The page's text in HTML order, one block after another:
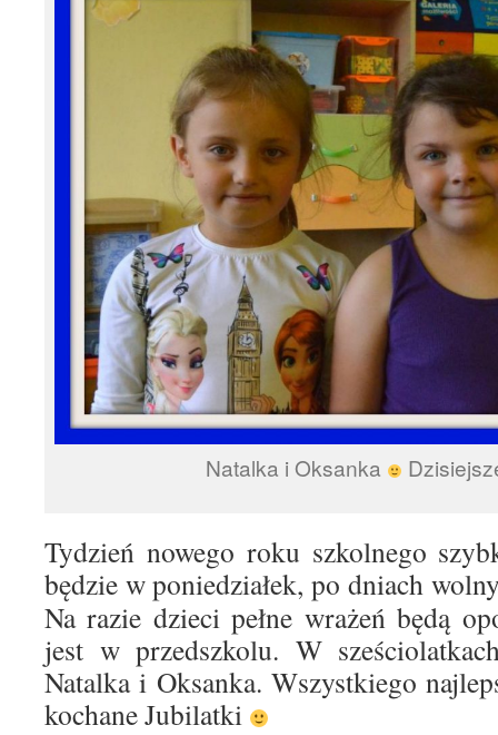
Natalka i Oksanka
Tydzień nowego roku szkolnego
będzie w poniedziałek, po dniach
Na razie dzieci pełne wrażeń będą
jest w przedszkolu. W
Natalka i Oksanka. Wszystkiego
kochane Jubilatki